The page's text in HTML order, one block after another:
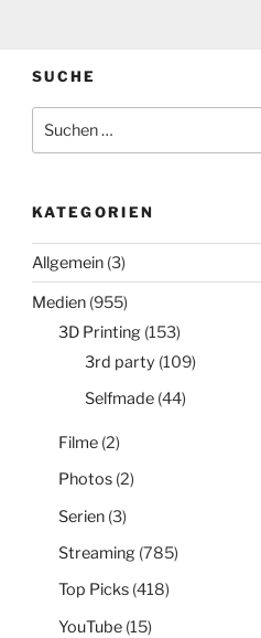
SUCHE
nach:
KATEGORIEN
Allgemein(3)
Medien(955)
3D Printing(153)
3rd party (109)
Selfmade(44)
Filme(2)
Photos(2)
Serien(3)
Streaming(785)
Top Picks(418)
YouTube(15)